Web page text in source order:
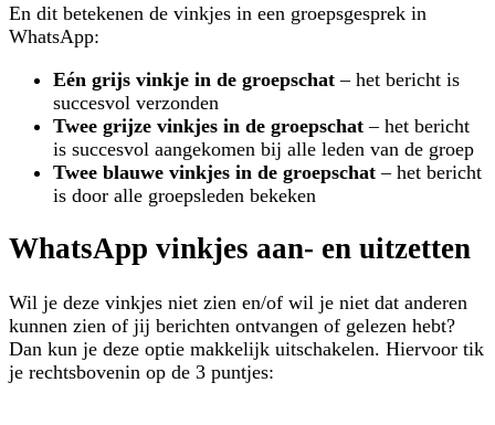
En dit betekenen de vinkjes in een groepsgesprek in
WhatsApp:
Eén grijs vinkje in de groepschat – het bericht is
succesvol verzonden
Twee grijze vinkjes in de groepschat – het bericht
is succesvol aangekomen bij alle leden van de groep
Twee blauwe vinkjes in de groepschat – het bericht
is door alle groepsleden bekeken
WhatsApp vinkjes aan- en uitzetten
Wil je deze vinkjes niet zien en/of wil je niet dat anderen
kunnen zien of jij berichten ontvangen of gelezen hebt?
Dan kun je deze optie makkelijk uitschakelen. Hiervoor tik
je rechtsbovenin op de 3 puntjes: